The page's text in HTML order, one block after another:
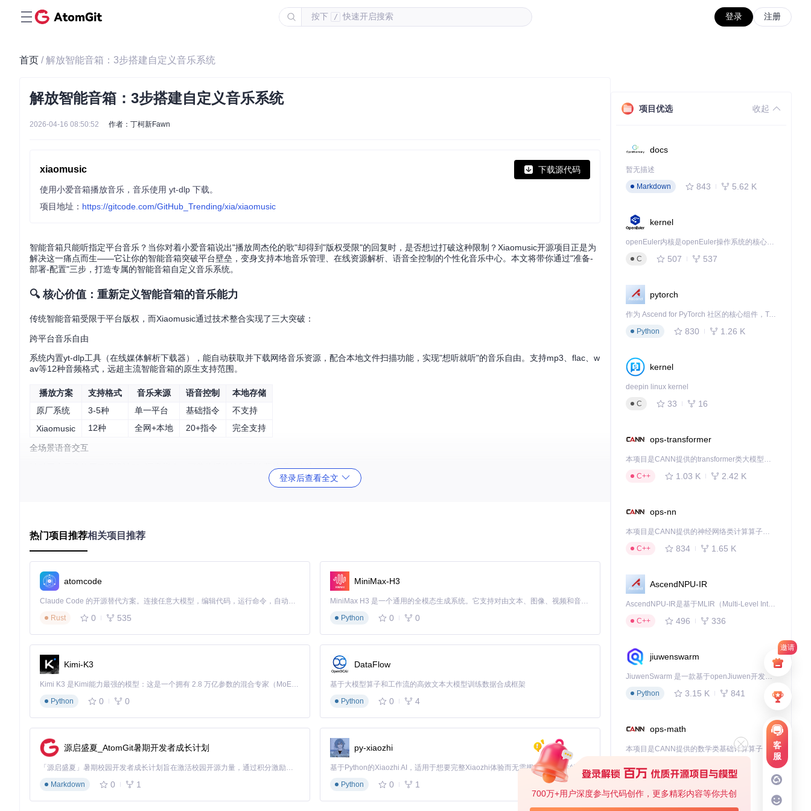
按下 / 快速开启搜索 登录 注册
邀请
客
服
700万+用户深度参与代码创作，更多精彩内容等你共创
首页 / 解放智能音箱：3步搭建自定义音乐系统
解放智能音箱：3步搭建自定义音乐系统
2026-04-16 08:50:52 作者：丁柯新Fawn
xiaomusic 下载源代码
使用小爱音箱播放音乐，音乐使用 yt-dlp 下载。
项目地址： https://gitcode.com/GitHub_Trending/xia/xiaomusic
智能音箱只能听指定平台音乐？当你对着小爱音箱说出"播放周杰伦的歌"却得到"版权受限"的回复时，是否想过打破这种限制？Xiaomusic开源项目正是为
解决这一痛点而生——它让你的智能音箱突破平台壁垒，变身支持本地音乐管理、在线资源解析、语音全控制的个性化音乐中心。本文将带你通过"准备-
部署-配置"三步，打造专属的智能音箱自定义音乐系统。
🔍 核心价值：重新定义智能音箱的音乐能力
传统智能音箱受限于平台版权，而Xiaomusic通过技术整合实现了三大突破：
跨平台音乐自由
系统内置yt-dlp工具（在线媒体解析下载器），能自动获取并下载网络音乐资源，配合本地文件扫描功能，实现"想听就听"的音乐自由。支持mp3、flac、w
av等12种音频格式，远超主流智能音箱的原生支持范围。
播放方案 支持格式 音乐来源 语音控制
本地存储
原厂系统
3-5种 单一平台 基础指令
不支持
Xiaomusic
12种 全网+本地 20+指令 完全支持
全场景语音交互
针对用户日常使用习惯设计20+语音指令，覆盖从播放控制到收藏管理的全流程操作：
🛠️ 实施路径：3步完成系统搭建
硬件要求
：
运行Docker的设备（NAS/树莓派/PC均可）
小爱音箱系列设备（任意型号）
至少1GB空闲存储空间
网络准备： 确保设备处于同一局域网，开放58090端口用于Web访问。
部署阶段：容器化快速启动
采用[Docker容器技术]实现一键部署，隔离环境依赖，保持系统清洁：
docker run -p 58090:8090 \
  -e XIAOMUSIC_PUBLIC_PORT=58090 \
  -v /xiaomusic_music:/app/music \
  -v /xiaomusic_conf:/app/conf \
登录后查看全文
热门项目推荐相关项目推荐
atomcode
Claude Code 的开源替代方案。连接任意大模型，编辑代码，运行命令，自动验证 — 全自动执行。用 Rust 构建，极致性能。 ｜ An open-source alternative to Claude Code. Connect any LLM, edit code, run commands, and verify changes — autonomously. Built in Rust for speed. Get Started
Rust
0 535
MiniMax-H3
MiniMax H3 是一个通用的全模态生成系统。它支持对由文本、图像、视频和音频组成的多模态上下文进行统一理解，并能生成分辨率高达 2K、时长可达 15 秒的带原生立体声音频的视频。得益于面向任务泛化的系统设计，H3 在预训练阶段就已具备广泛的多模态上下文理解与生成能力，能够出色地执行复杂的多模态指令。
Python
0 0
Kimi-K3
Kimi K3 是Kimi能力最强的模型：这是一个拥有 2.8 万亿参数的混合专家（MoE）模型，具备原生视觉理解能力，并支持 100 万 token 的上下文窗口。
Python
0 0
DataFlow
基于大模型算子和工作流的高效文本大模型训练数据合成框架
Python
0 4
源启盛夏_AtomGit暑期开发者成长计划
「源启盛夏」暑期校园开发者成长计划旨在激活校园开源力量，通过积分激励、认证扶持、资源倾斜等形式，引导高校组织和开发者完成「入驻 — 建项目 — 做贡献 — 获认证 — 得资源」的完整闭环。无论你是想带领社团入驻平台的组织者，还是希望用代码贡献证明自己的开发者，都能在这里找到属于你的成长路径。
Markdown
0 1
py-xiaozhi
基于Python的Xiaozhi AI，适用于想要完整Xiaozhi体验而无需拥有专用硬件的用户。
Python
0 1
项目优选 收起
docs
暂无描述
Markdown
843 5.62 K
kernel
openEuler内核是openEuler操作系统的核心，既是系统性能与稳定性的基石，也是连接处理器、设备与服务的桥梁。
C
507 537
pytorch
作为 Ascend for PyTorch 社区的核心组件，TorchNPU 是昇腾专为 PyTorch 打造的深度学习适配插件，使 PyTorch 框架能够直接调用昇腾 NPU，为开发者提供昇腾 AI 处理器的超强算力。
Python
830 1.26 K
kernel
deepin linux kernel
C
33 16
ops-transformer
本项目是CANN提供的transformer类大模型算子库，实现网络在NPU上加速计算。
C++
1.03 K 2.42 K
ops-nn
本项目是CANN提供的神经网络类计算算子库，实现网络在NPU上加速计算。
C++
834 1.65 K
AscendNPU-IR
AscendNPU-IR是基于MLIR（Multi-Level Intermediate Representation）构建的，面向昇腾亲和算子编译时使用的中间表示，提供昇腾完备表达能力，通过编译优化提升昇腾AI处理器计算效率，支持通过生态框架使能昇腾AI处理器与深度调优
C++
496 336
jiuwenswarm
JiuwenSwarm 是一款基于openJiuwen开发的智能AI Agent，它能够将大语言模型的强大能力，通过你日常使用的各类通讯应用，直接延伸至你的指尖。
Python
3.15 K 841
ops-math
C++
deveco-code